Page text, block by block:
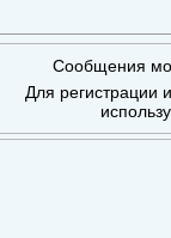
Сообщения
Для регистрации